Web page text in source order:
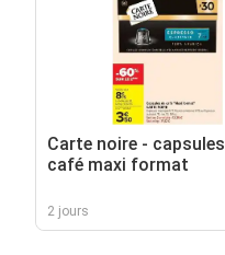
Carte noire -
café maxi format
2 jours